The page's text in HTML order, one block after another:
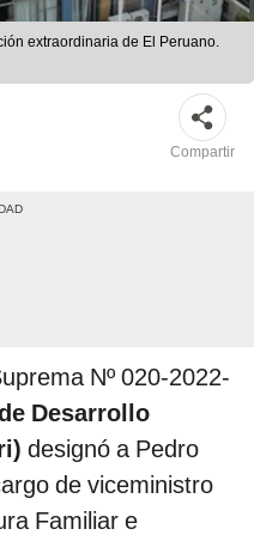
extraordinaria de El Peruano.
Compartir
Nº 020-2022-
Desarrollo
designó a Pedro
de viceministro
Familiar e